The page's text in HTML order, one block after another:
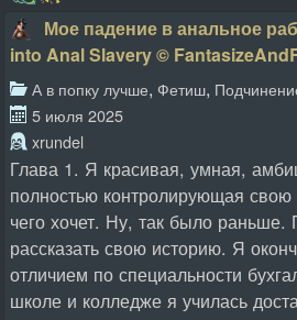
Мое падение в анальное
into Anal Slavery ©
А в попку лучше, Фетиш,
5 июля 2025
xrundel
Глава 1. Я красивая, умная,
полностью контролирующая
чего хочет. Ну, так было раньше.
рассказать свою историю. Я
отличием по специальности
школе и колледже я училась